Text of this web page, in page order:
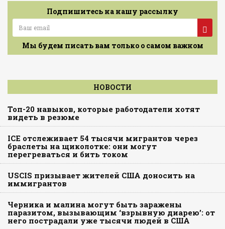
Подпишитесь на нашу рассылку
Мы будем писать вам только о самом важном
НОВОСТИ
Топ-20 навыков, которые работодатели хотят
видеть в резюме
ICE отслеживает 54 тысячи мигрантов через
браслеты на щиколотке: они могут
перегреваться и бить током
USCIS призывает жителей США доносить на
иммигрантов
Черника и малина могут быть заражены
паразитом, вызывающим ‘взрывную диарею’: от
него пострадали уже тысячи людей в США